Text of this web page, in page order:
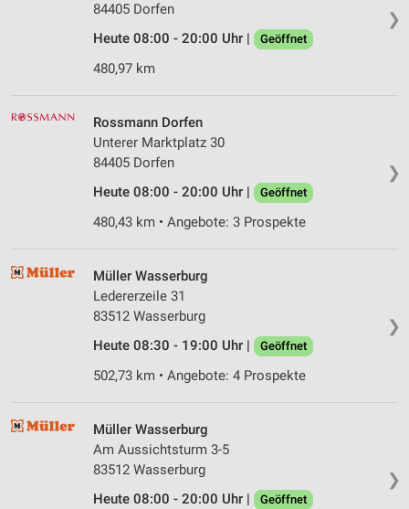
❯
84405 Dorfen
Heute 08:00 - 20:00 Uhr |
Geöffnet
480,97 km
❯
Rossmann Dorfen
Unterer Marktplatz 30
84405 Dorfen
Heute 08:00 - 20:00 Uhr |
Geöffnet
480,43 km • Angebote: 3 Prospekte
❯
Müller Wasserburg
Ledererzeile 31
83512 Wasserburg
Heute 08:30 - 19:00 Uhr |
Geöffnet
502,73 km • Angebote: 4 Prospekte
❯
Müller Wasserburg
Am Aussichtsturm 3-5
83512 Wasserburg
Heute 08:00 - 20:00 Uhr |
Geöffnet